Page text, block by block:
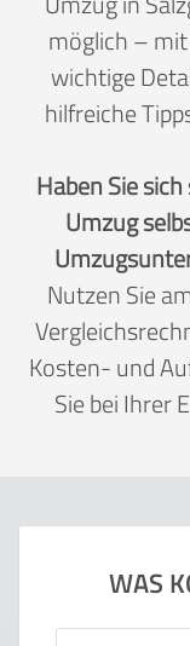
möglich –
wichtige
hilfreiche
Haben Sie
Umzug
Nutzen Sie
Kosten- und
Sie bei Ihrer
WAS